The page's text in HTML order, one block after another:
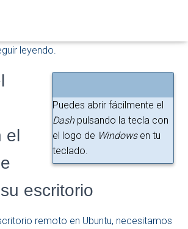
N
leyendo.
Puedes abrir fácilmente el
Dashpulsando la tecla con
el logo de Windowsen tu
teclado.
el
escritorio
remoto en Ubuntu, necesitamos